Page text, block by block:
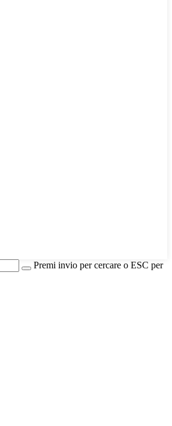
Premi invio per cercare o ESC per